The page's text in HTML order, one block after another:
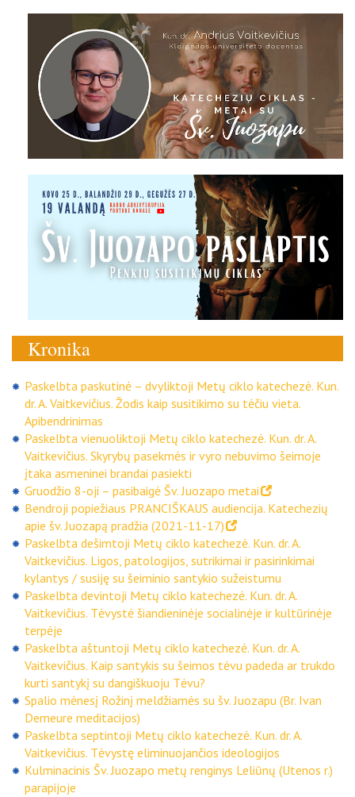
Kronika
Paskelbta paskutinė – dvyliktoji Metų ciklo katechezė. Kun.
dr. A. Vaitkevičius. Žodis kaip susitikimo su tėčiu vieta.
Apibendrinimas
Paskelbta vienuoliktoji Metų ciklo katechezė. Kun. dr. A.
Vaitkevičius. Skyrybų pasekmės ir vyro nebuvimo šeimoje
įtaka asmeninei brandai pasiekti
Gruodžio 8-oji – pasibaigė Šv. Juozapo metai
Bendroji popiežiaus PRANCIŠKAUS audiencija. Katechezių
apie šv. Juozapą pradžia (2021-11-17)
Paskelbta dešimtoji Metų ciklo katechezė. Kun. dr. A.
Vaitkevičius. Ligos, patologijos, sutrikimai ir pasirinkimai
kylantys / susiję su šeiminio santykio sužeistumu
Paskelbta devintoji Metų ciklo katechezė. Kun. dr. A.
Vaitkevičius. Tėvystė šiandieninėje socialinėje ir kultūrinėje
terpėje
Paskelbta aštuntoji Metų ciklo katechezė. Kun. dr. A.
Vaitkevičius. Kaip santykis su šeimos tėvu padeda ar trukdo
kurti santykį su dangiškuoju Tėvu?
Spalio mėnesį Rožinį meldžiamės su šv. Juozapu (Br. Ivan
Demeure meditacijos)
Paskelbta septintoji Metų ciklo katechezė. Kun. dr. A.
Vaitkevičius. Tėvystę eliminuojančios ideologijos
Kulminacinis Šv. Juozapo metų renginys Leliūnų (Utenos r.)
parapijoje